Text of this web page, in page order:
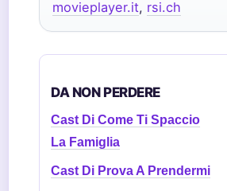
movieplayer.it, rsi.ch
DA NON PERDERE
Cast Di Come Ti Spaccio
La Famiglia
Cast Di Prova A Prendermi